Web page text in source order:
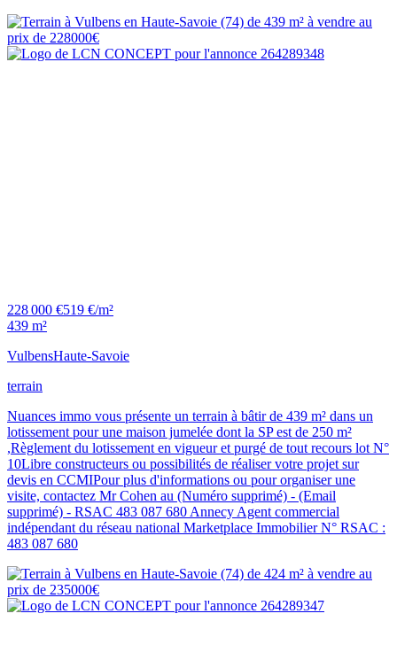
228 000 €519 €/m²
439 m²
VulbensHaute-Savoie
terrain
Nuances immo vous présente un terrain à bâtir de 439 m² dans un
lotissement pour une maison jumelée dont la SP est de 250 m²
,Règlement du lotissement en vigueur et purgé de tout recours lot N°
10Libre constructeurs ou possibilités de réaliser votre projet sur
devis en CCMIPour plus d'informations ou pour organiser une
visite, contactez Mr Cohen au (Numéro supprimé) - (Email
supprimé) - RSAC 483 087 680 Annecy Agent commercial
indépendant du réseau national Marketplace Immobilier N° RSAC :
483 087 680